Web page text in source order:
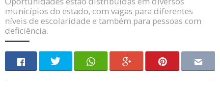
municípios do estado, com vagas para diferentes
níveis de escolaridade e também para pessoas com
deficiência.